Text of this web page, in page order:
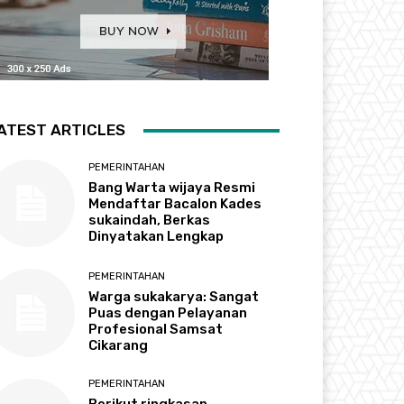
ARTICLES
PEMERINTAHAN
Bang Warta wijaya Resmi
Mendaftar Bacalon Kades
sukaindah, Berkas
Dinyatakan Lengkap
PEMERINTAHAN
Warga sukakarya: Sangat
Puas dengan Pelayanan
Profesional Samsat
Cikarang
PEMERINTAHAN